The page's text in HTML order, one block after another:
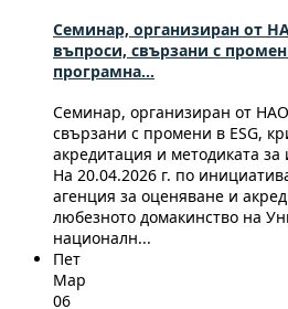
Семинар, организиран от
въпроси, свързани с
програмна...
Семинар, организиран от
свързани с промени в ESG,
акредитация и методиката
На 20.04.2026 г. по
агенция за оценяване и
любезното домакинство на
националн...
Пет
Мар
06